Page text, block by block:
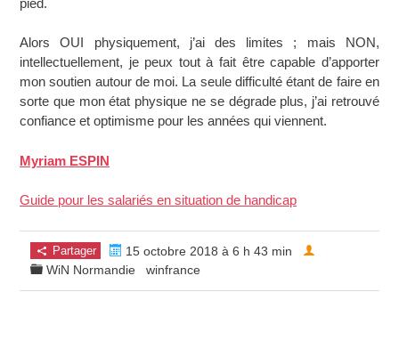
Alors OUI physiquement, j’ai des limites ; mais NON,
intellectuellement, je peux tout à fait être capable d’apporter
mon soutien autour de moi. La seule difficulté étant de faire en
sorte que mon état physique ne se dégrade plus, j’ai retrouvé
confiance et optimisme pour les années qui viennent.
Myriam ESPIN
Guide pour les salariés en situation de handicap
Partager
15 octobre 2018 à 6 h 43 min
WiN Normandie
winfrance